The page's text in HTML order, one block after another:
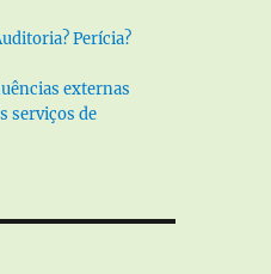
Perícia?
externas
serviços de